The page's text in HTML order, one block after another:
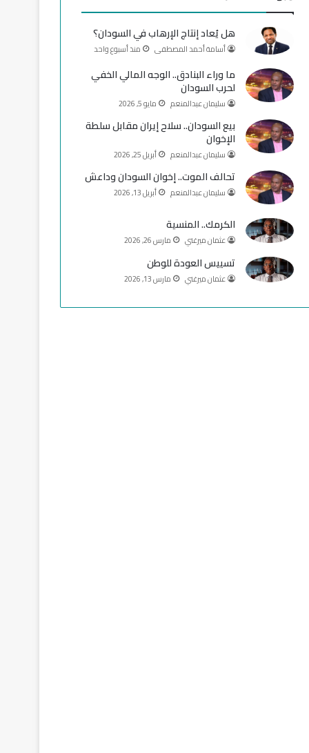
و
ك
T
u
b
e
ق
ر
ا
م
هل يُعاد إنتاج الإرهاب في السودان؟
أسامة أحمد المصطفى منذ أسبوع واحد
ما وراء البنادق.. الوجه المالي الخفي
لحرب السودان
سليمان عبدالمنعم مايو 5, 2026
بيع السودان.. سلاح إيران مقابل سلطة
الإخوان
سليمان عبدالمنعم أبريل 25, 2026
تحالف الموت.. إخوان السودان وداعش
سليمان عبدالمنعم أبريل 13, 2026
الكرمك.. المنسية
عثمان ميرغني مارس 26, 2026
تسييس العودة للوطن
عثمان ميرغني مارس 13, 2026